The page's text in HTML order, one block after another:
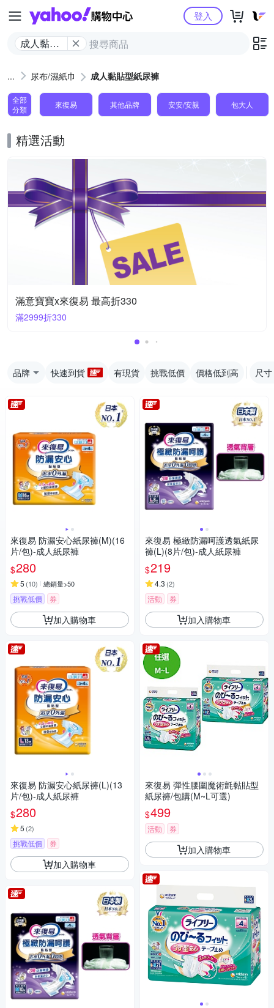
Yahoo購物中心
成人黏貼
登入
尿布/濕紙巾 成人黏貼型紙尿褲
全部
分類
來復易 其他品牌 安安/安親 包大人
精選活動
滿意寶寶x來復易 最高折330
滿2999折330
品牌 快速到貨 有現貨 挑戰低價 價格低到高 尺寸
來復易 防漏安心紙尿褲(M)(16
片/包)-成人紙尿褲
$280
5 (10) 總銷量>50
挑戰低價 券
加入購物車
來復易 防漏安心紙尿褲(L)(13
片/包)-成人紙尿褲
$280
5 (2)
挑戰低價 券
加入購物車
來復易 極緻防漏呵護透氣紙尿
褲(L)(8片/包)-成人紙尿褲
$219
4.3 (2)
活動 券
加入購物車
來復易 彈性腰圍魔術氈黏貼型
紙尿褲/包購(M~L可選)
$499
活動 券
加入購物車